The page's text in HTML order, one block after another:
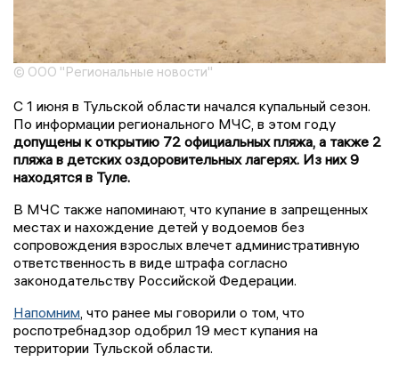
© ООО "Региональные новости"
С 1 июня в Тульской области начался купальный сезон.
По информации регионального МЧС, в этом году
допущены к открытию 72 официальных пляжа, а также 2
пляжа в детских оздоровительных лагерях. Из них 9
находятся в Туле.
В МЧС также напоминают, что купание в запрещенных
местах и нахождение детей у водоемов без
сопровождения взрослых влечет административную
ответственность в виде штрафа согласно
законодательству Российской Федерации.
Напомним, что ранее мы говорили о том, что
роспотребнадзор одобрил 19 мест купания на
территории Тульской области.